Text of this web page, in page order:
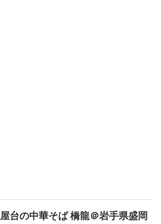
屋台の中華そば 橋龍＠岩手県盛岡